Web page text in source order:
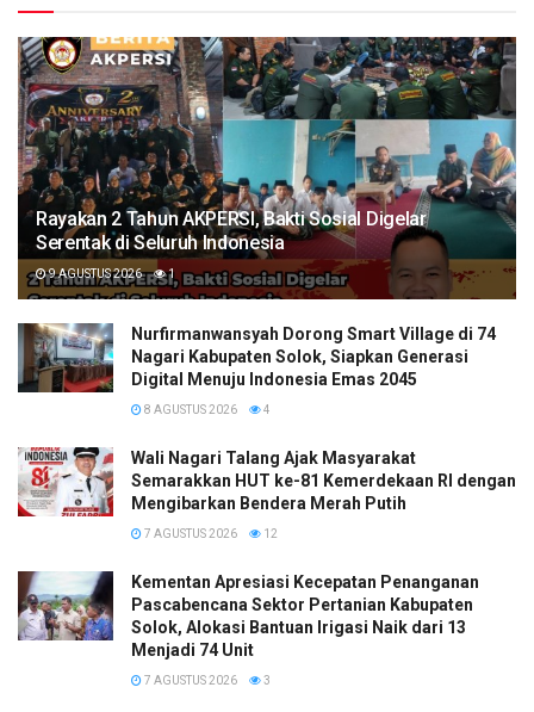
Rayakan 2 Tahun AKPERSI, Bakti Sosial Digelar
Serentak di Seluruh Indonesia
9 AGUSTUS 2026 1
Nurfirmanwansyah Dorong Smart Village di 74
Nagari Kabupaten Solok, Siapkan Generasi
Digital Menuju Indonesia Emas 2045
8 AGUSTUS 2026 4
Wali Nagari Talang Ajak Masyarakat
Semarakkan HUT ke-81 Kemerdekaan RI dengan
Mengibarkan Bendera Merah Putih
7 AGUSTUS 2026 12
Kementan Apresiasi Kecepatan Penanganan
Pascabencana Sektor Pertanian Kabupaten
Solok, Alokasi Bantuan Irigasi Naik dari 13
Menjadi 74 Unit
7 AGUSTUS 2026 3